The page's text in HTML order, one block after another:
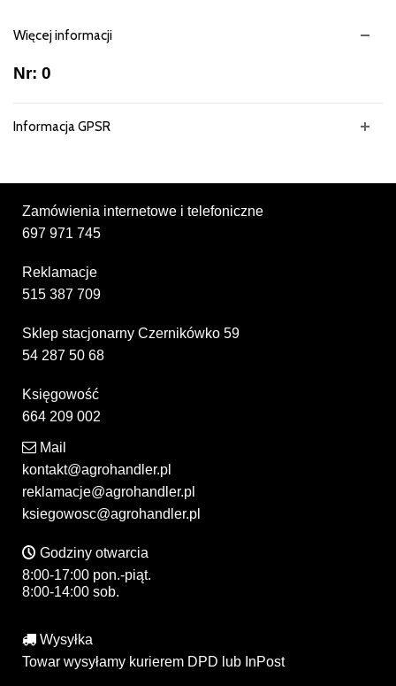
Więcej informacji
Nr: 0
Informacja GPSR
Zamówienia internetowe i telefoniczne
697 971 745
Reklamacje
515 387 709
Sklep stacjonarny Czernikówko 59
54 287 50 68
Księgowość
664 209 002
Mail
kontakt@agrohandler.pl
reklamacje@agrohandler.pl
ksiegowosc@agrohandler.pl
Godziny otwarcia
8:00-17:00 pon.-piąt.
8:00-14:00 sob.
Wysyłka
Towar wysyłamy kurierem DPD lub InPost